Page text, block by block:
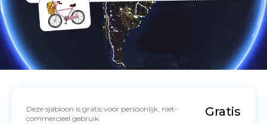
Deze sjabloon is gratis voor persoonlijk, niet-
commercieel gebruik.
Gratis